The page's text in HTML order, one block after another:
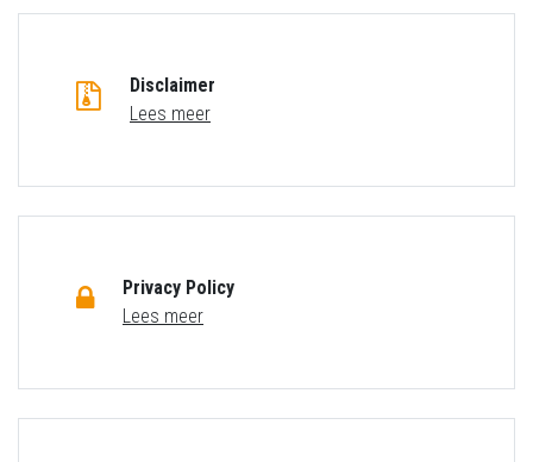
Disclaimer
Lees meer
Privacy Policy
Lees meer